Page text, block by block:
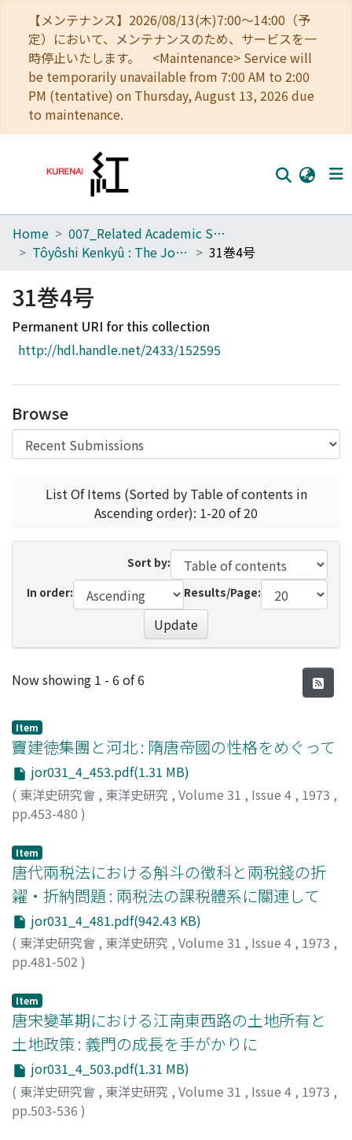
【メンテナンス】2026/08/13(木)7:00～14:00（予
定）において、メンテナンスのため、サービスを一
時停止いたします。 <Maintenance> Service will
be temporarily unavailable from 7:00 AM to 2:00
PM (tentative) on Thursday, August 13, 2026 due
to maintenance.
Home
Browse
Download Ranking
Access Statistics
Home
007_Related Academic Societies
Tôyôshi Kenkyû : The Journal of Oriental Researches
31巻4号
31巻4号
Permanent URI for this collection
http://hdl.handle.net/2433/152595
Browse
List Of Items (Sorted by Table of contents in
Ascending order): 1-20 of 20
Sort by:
In order:
Results/Page:
Update
Recent Submissions
Now showing 1 - 6 of 6
Item
竇建徳集團と河北 : 隋唐帝國の性格をめぐって
jor031_4_453.pdf(1.31 MB)
( 東洋史研究會 , 東洋史研究 , Volume 31 , Issue 4 , 1973 ,
pp.453-480 )
Item
唐代兩税法における斛斗の徴科と兩税錢の折
糴・折納問題 : 兩税法の課税體系に關連して
jor031_4_481.pdf(942.43 KB)
( 東洋史研究會 , 東洋史研究 , Volume 31 , Issue 4 , 1973 ,
pp.481-502 )
Item
唐宋變革期における江南東西路の土地所有と
土地政策 : 義門の成長を手がかりに
jor031_4_503.pdf(1.31 MB)
( 東洋史研究會 , 東洋史研究 , Volume 31 , Issue 4 , 1973 ,
pp.503-536 )